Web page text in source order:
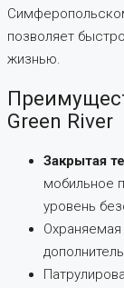
позволяет
жизнью.
Green River
Закрытая
мобильное
уровень